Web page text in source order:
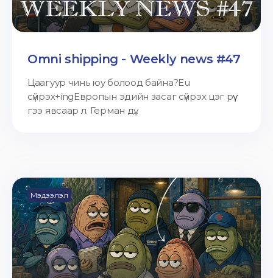
Omni shipping - Weekly news #47
Цаагуур чинь юу болоод байна?Eu
сүйрэх+ingЕвропын эдийн засаг сүйрэх цэг рүү
гээ явсаар л. Герман дү...
Мэдээлэл